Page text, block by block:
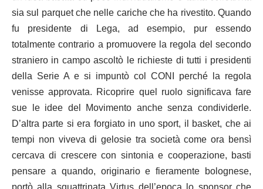
sia sul parquet che nelle cariche che ha rivestito. Quando
fu presidente di Lega, ad esempio, pur essendo
totalmente contrario a promuovere la regola del secondo
straniero in campo ascoltò le richieste di tutti i presidenti
della Serie A e si impuntò col CONI perché la regola
venisse approvata. Ricoprire quel ruolo significava fare
sue le idee del Movimento anche senza condividerle.
D’altra parte si era forgiato in uno sport, il basket, che ai
tempi non viveva di gelosie tra società come ora bensì
cercava di crescere con sintonia e cooperazione, basti
pensare a quando, originario e fieramente bolognese,
portò alla squattrinata Virtus dell’epoca lo sponsor che